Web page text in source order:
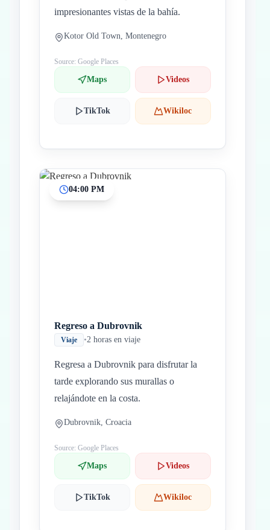
impresionantes vistas de la bahía.
Kotor Old Town, Montenegro
Source: Google Places
Maps Videos
TikTok Wikiloc
04:00 PM
Regreso a Dubrovnik
Viaje •2 horas en viaje
Regresa a Dubrovnik para disfrutar la
tarde explorando sus murallas o
relajándote en la costa.
Dubrovnik, Croacia
Source: Google Places
Maps Videos
TikTok Wikiloc